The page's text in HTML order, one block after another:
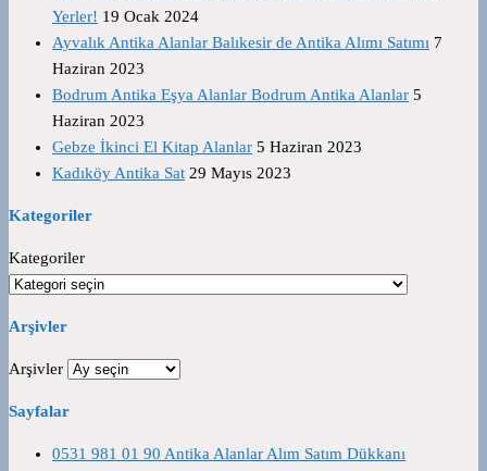
Yerler! 19 Ocak 2024
Ayvalık Antika Alanlar Balıkesir de Antika Alımı Satımı 7
Haziran 2023
Bodrum Antika Eşya Alanlar Bodrum Antika Alanlar 5
Haziran 2023
Gebze İkinci El Kitap Alanlar 5 Haziran 2023
Kadıköy Antika Sat 29 Mayıs 2023
Kategoriler
Kategoriler
Arşivler
Arşivler
Sayfalar
0531 981 01 90 Antika Alanlar Alım Satım Dükkanı